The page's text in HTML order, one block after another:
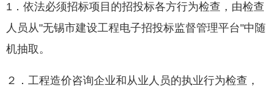
1．依法必须招标项目的招投标各方行为检查，由检查
人员从"无锡市建设工程电子招投标监督管理平台"中随
机抽取。
２．工程造价咨询企业和从业人员的执业行为检查，